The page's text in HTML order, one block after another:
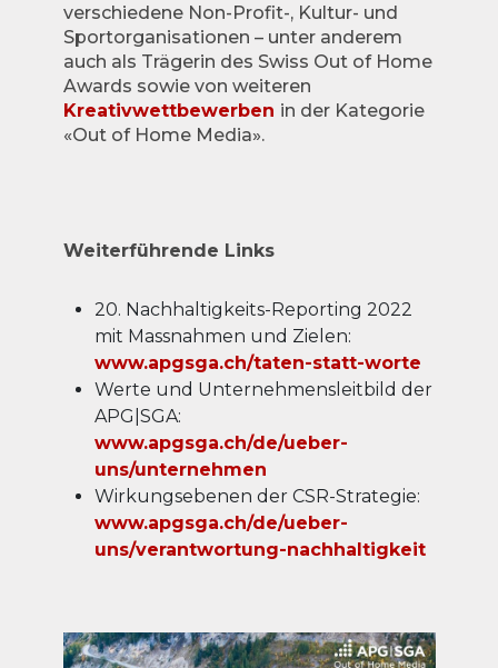
verschiedene Non-Profit-, Kultur- und
Sportorganisationen – unter anderem
auch als Trägerin des Swiss Out of Home
Awards sowie von weiteren
Kreativwettbewerben in der Kategorie
«Out of Home Media».
Weiterführende Links
20. Nachhaltigkeits-Reporting 2022
mit Massnahmen und Zielen:
www.apgsga.ch/taten-statt-worte
Werte und Unternehmensleitbild der
APG|SGA:
www.apgsga.ch/de/ueber-
uns/unternehmen
Wirkungsebenen der CSR-Strategie:
www.apgsga.ch/de/ueber-
uns/verantwortung-nachhaltigkeit